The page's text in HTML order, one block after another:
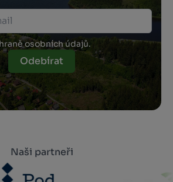
osobních údajů.
Odebírat
Naši partneři